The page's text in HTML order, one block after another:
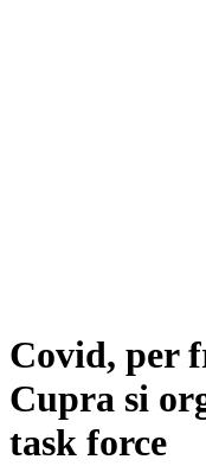
Covid, per
Cupra si
task force